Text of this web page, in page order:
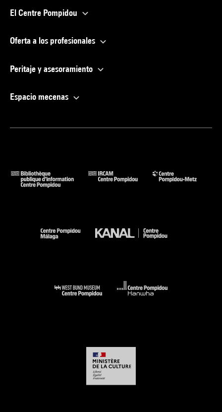
El Centre Pompidou
Oferta a los profesionales
Peritaje y asesoramiento
Espacio mecenas